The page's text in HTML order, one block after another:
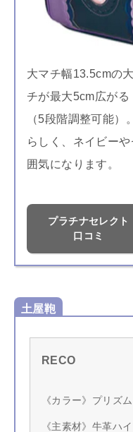
大マチ幅13.5cmの
チが最大5cm広が
（5段階調整可能
らしく、ネイビー
囲気になります。
プラチナセレクト
口コミ
土屋鞄
RECO
《カラー》プリズ
《主素材》牛革ハ